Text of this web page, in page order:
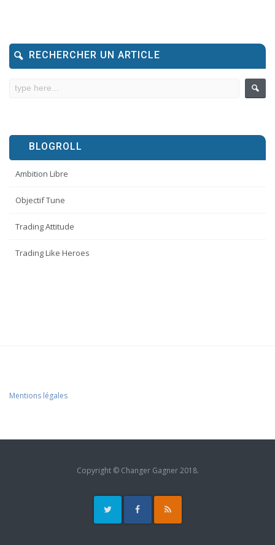
RECHERCHER UN ARTICLE
BLOGROLL
Ambition Libre
Objectif Tune
Trading Attitude
Trading Like Heroes
Mentions légales
Copyright © Changer Gagner 2018.